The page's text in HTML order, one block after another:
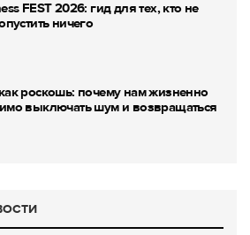
FEST 2026: гид для тех, кто не
ничего
роскошь: почему нам жизненно
выключать шум и возвращаться